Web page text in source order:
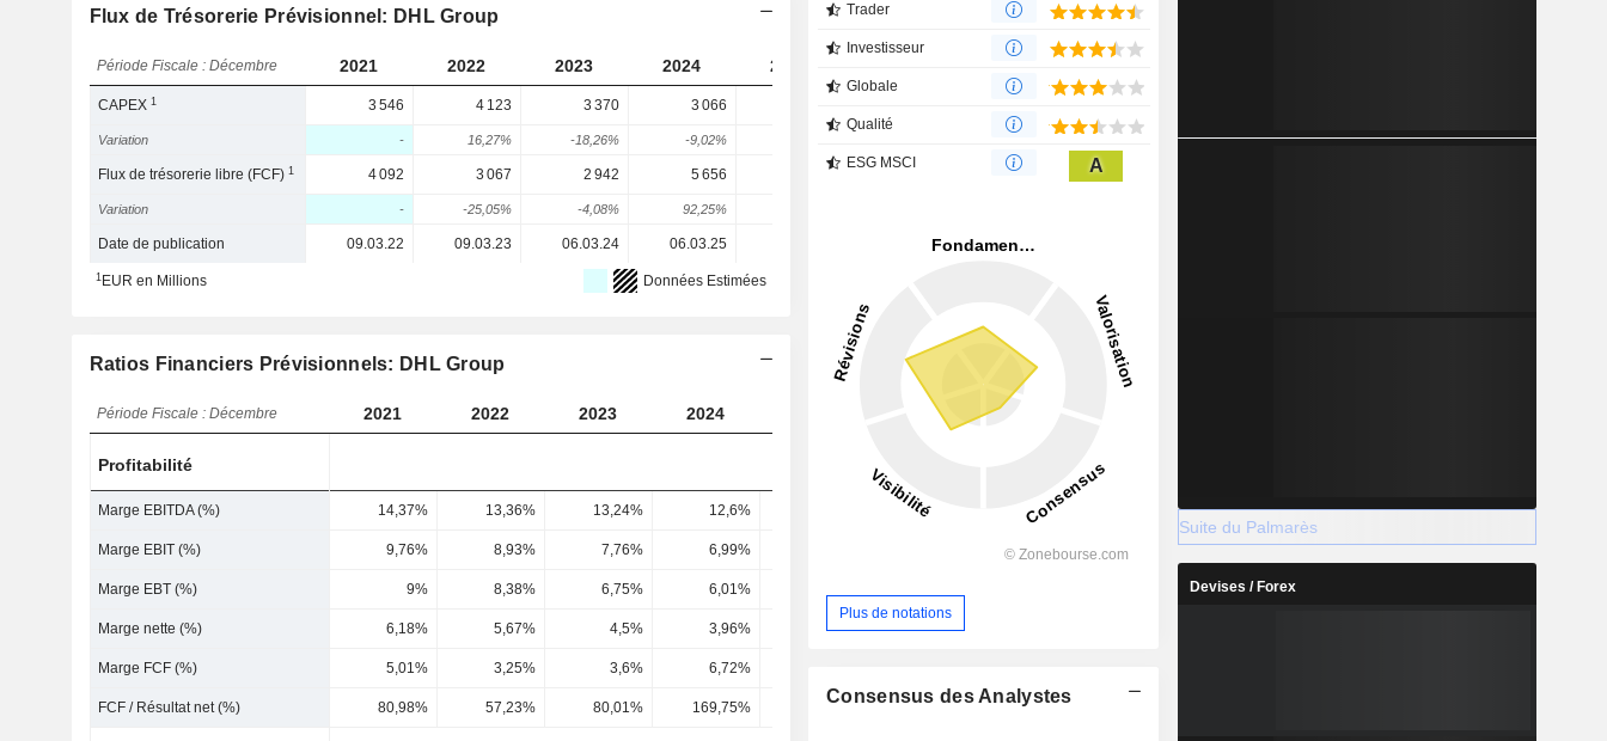
Flux de Trésorerie Prévisionnel: DHL Group
Période Fiscale : Décembre 2021 2022 2023 2024 2025
CAPEX1 3 546 4 123 3 370 3 066
Variation - 16,27% -18,26% -9,02%
Flux de trésorerie libre (FCF)1 4 092 3 067 2 942 5 656 2 295 3 501
Variation - -25,05% -4,08% 92,25%
Date de publication 09.03.22 09.03.23 06.03.24 06.03.25 -
1EUR en Millions Données Estimées
Ratios Financiers Prévisionnels: DHL Group
Période Fiscale : Décembre 2021 2022 2023 2024 2026
Profitabilité
Marge EBITDA (%) 14,37% 13,36% 13,24% 12,6% 13,6% 13,7% 13,83%
Marge EBIT (%) 9,76% 8,93% 7,76% 6,99% 7,97% 8,13%
Marge EBT (%) 9% 8,38% 6,75% 6,01%
Marge nette (%) 6,18% 5,67% 4,5% 3,96% 4,23% 4,55%
Marge FCF (%) 5,01% 3,25% 3,6% 6,72%
FCF / Résultat net (%) 80,98% 57,23% 80,01% 169,75% 65,55% 91,29% 85,28%
Trader
Investisseur
Globale
Qualité
ESG MSCI A
Plus de notations
Consensus des Analystes
Suite du Palmarès
Devises / Forex